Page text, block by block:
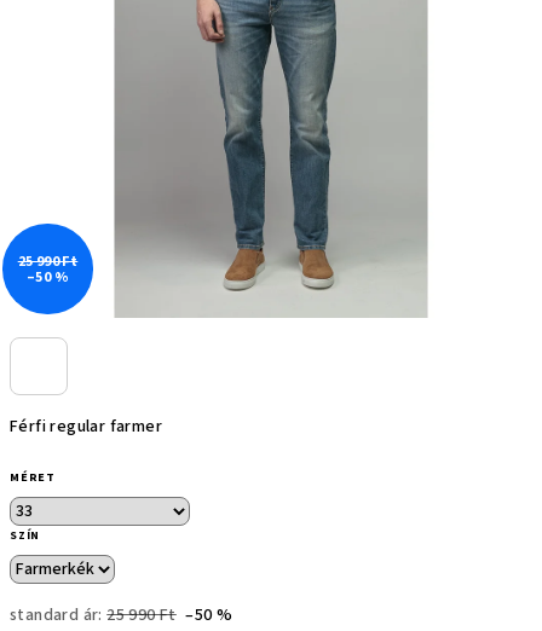
Férfi regular farmer
MÉRET
SZÍN
standard ár: 25 990 Ft –50 %
25 990 Ft
–50 %